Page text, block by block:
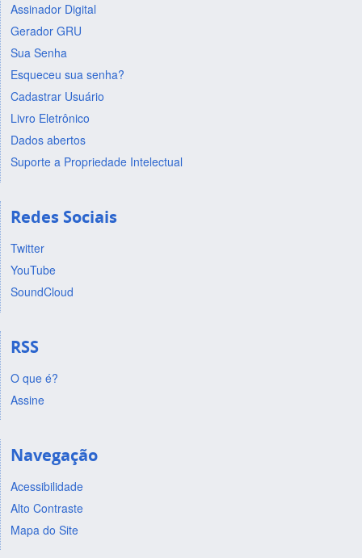
Assinador Digital
Gerador GRU
Sua Senha
Esqueceu sua senha?
Cadastrar Usuário
Livro Eletrônico
Dados abertos
Suporte a Propriedade Intelectual
Redes Sociais
Twitter
YouTube
SoundCloud
RSS
O que é?
Assine
Navegação
Acessibilidade
Alto Contraste
Mapa do Site